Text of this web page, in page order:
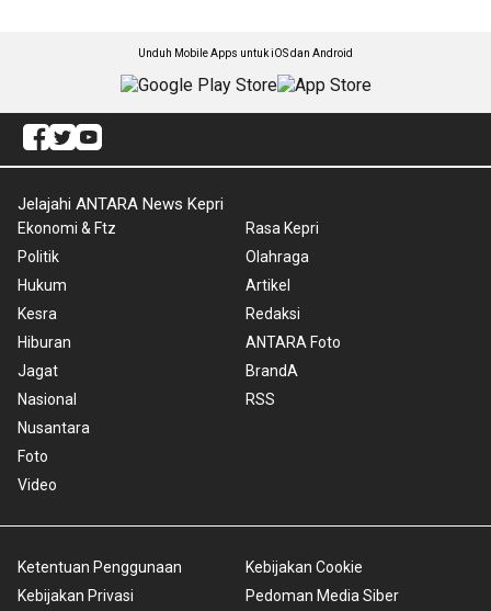
Unduh Mobile Apps untuk iOS dan Android
Jelajahi ANTARA News Kepri
Ekonomi & Ftz
Politik
Hukum
Kesra
Hiburan
Jagat
Nasional
Nusantara
Foto
Video
Rasa Kepri
Olahraga
Artikel
Redaksi
ANTARA Foto
BrandA
RSS
Ketentuan Penggunaan
Kebijakan Privasi
Kebijakan Cookie
Pedoman Media Siber